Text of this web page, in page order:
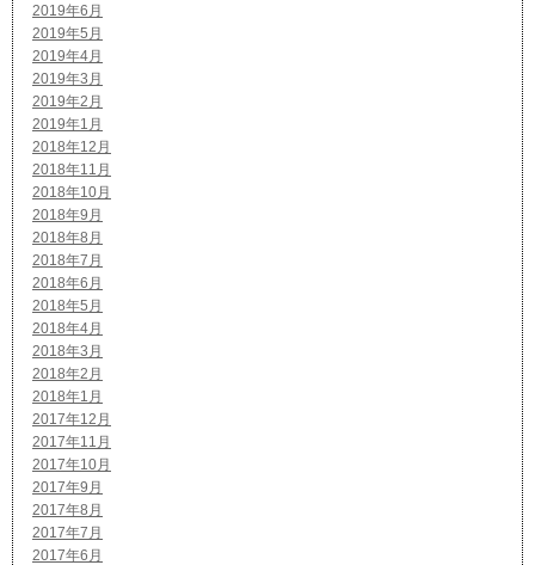
2019年6月
2019年5月
2019年4月
2019年3月
2019年2月
2019年1月
2018年12月
2018年11月
2018年10月
2018年9月
2018年8月
2018年7月
2018年6月
2018年5月
2018年4月
2018年3月
2018年2月
2018年1月
2017年12月
2017年11月
2017年10月
2017年9月
2017年8月
2017年7月
2017年6月